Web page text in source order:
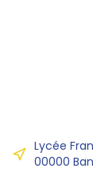
Lycée
00000